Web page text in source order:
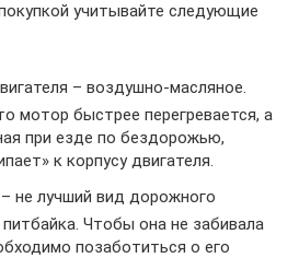
учитывайте следующие
– воздушно-масляное.
мотор быстрее перегревается, а
при езде по бездорожью,
к корпусу двигателя.
не лучший вид дорожного
Чтобы она не забивала
позаботиться о его